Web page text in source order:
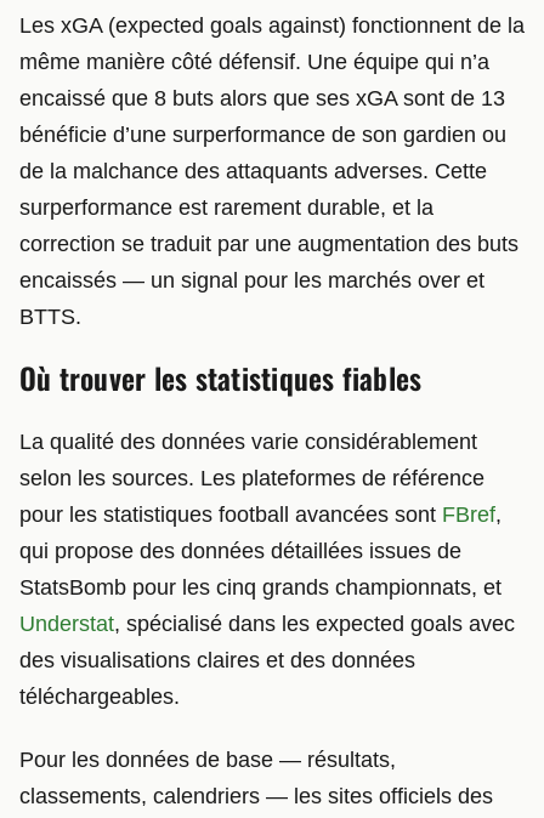
Les xGA (expected goals against) fonctionnent de la
même manière côté défensif. Une équipe qui n’a
encaissé que 8 buts alors que ses xGA sont de 13
bénéficie d’une surperformance de son gardien ou
de la malchance des attaquants adverses. Cette
surperformance est rarement durable, et la
correction se traduit par une augmentation des buts
encaissés — un signal pour les marchés over et
BTTS.
Où trouver les statistiques fiables
La qualité des données varie considérablement
selon les sources. Les plateformes de référence
pour les statistiques football avancées sont FBref,
qui propose des données détaillées issues de
StatsBomb pour les cinq grands championnats, et
Understat, spécialisé dans les expected goals avec
des visualisations claires et des données
téléchargeables.
Pour les données de base — résultats,
classements, calendriers — les sites officiels des